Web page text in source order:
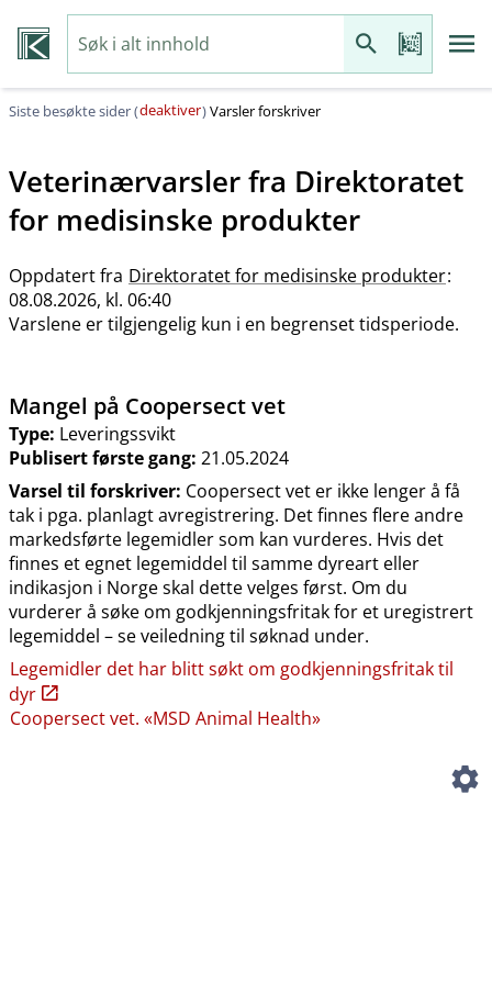
Siste besøkte sider (deaktiver)Varsler forskriver
Veterinærvarsler fra Direktoratet
for medisinske produkter
Oppdatert fra Direktoratet for medisinske produkter:
08.08.2026, kl. 06:40
Varslene er tilgjengelig kun i en begrenset tidsperiode.
Mangel på Coopersect vet
Type: Leveringssvikt
Publisert første gang: 21.05.2024
Varsel til forskriver: Coopersect vet er ikke lenger å få
tak i pga. planlagt avregistrering. Det finnes flere andre
markedsførte legemidler som kan vurderes. Hvis det
finnes et egnet legemiddel til samme dyreart eller
indikasjon i Norge skal dette velges først. Om du
vurderer å søke om godkjenningsfritak for et uregistrert
legemiddel – se veiledning til søknad under.
Legemidler det har blitt søkt om godkjenningsfritak til
dyr
Coopersect vet. «MSD Animal Health»